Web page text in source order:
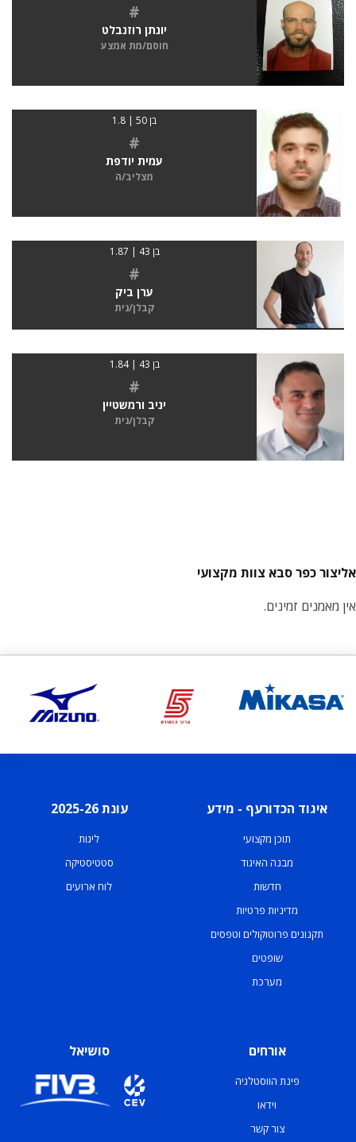
#
יונתן רוזנבלט
חוסם/מת אמצע
בן 50 | 1.8
#
עמית יודפת
מצליב/ה
בן 43 | 1.87
#
ערן ביק
קבלן/נית
בן 43 | 1.84
#
יניב ורמשטיין
קבלן/נית
אליצור כפר סבא צוות מקצועי
אין מאמנים זמינים.
איגוד הכדורעף - מידע
תוכן מקצועי
מבנה האיגוד
חדשות
מדיניות פרטיות
תקנונים פרוטוקולים וטפסים
שופטים
מערכת
עונת 2025-26
ליגות
סטטיסטיקה
לוח ארועים
אורחים
פינת הווסטלגיה
וידאו
צור קשר
סושיאל